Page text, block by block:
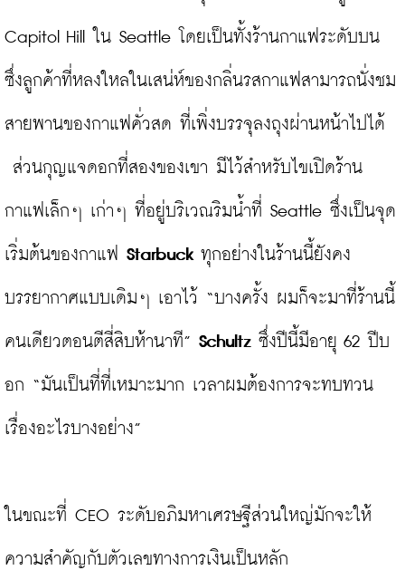
Capitol Hill ใน Seattle โดยเป็นทั้งร้านกาแฟระดับบน
ซึ่งลูกค้าที่หลงใหลในเสน่ห์ของกลิ่นรสกาแฟสามารถนั่งชม
สายพานของกาแฟคั่วสด ที่เพิ่งบรรจุลงถุงผ่านหน้าไปได้
ส่วนกุญแจดอกที่สองของเขา มีไว้สำหรับไขเปิดร้าน
กาแฟเล็กๆ เก่าๆ ที่อยู่บริเวณริมน้ำที่ Seattle ซึ่งเป็นจุด
เริ่มต้นของกาแฟ Starbuck ทุกอย่างในร้านนี้ยังคง
บรรยากาศแบบเดิมๆ เอาไว้ “บางครั้ง ผมก็จะมาที่ร้านนี้
คนเดียวตอนตีสี่สิบห้านาที” Schultz ซึ่งปีนี้มีอายุ 62 ปีบ
อก “มันเป็นที่ที่เหมาะมาก เวลาผมต้องการจะทบทวน
เรื่องอะไรบางอย่าง”
ในขณะที่ CEO ระดับอภิมหาเศรษฐีส่วนใหญ่มักจะให้
ความสำคัญกับตัวเลขทางการเงินเป็นหลัก